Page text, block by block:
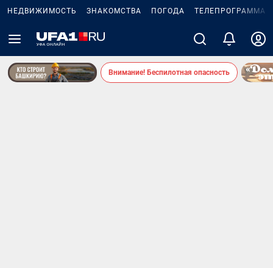
НЕДВИЖИМОСТЬ ЗНАКОМСТВА ПОГОДА ТЕЛЕПРОГРАММА
Внимание! Беспилотная опасность